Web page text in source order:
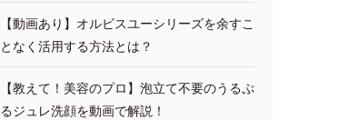
【動画あり】オルビスユーシリーズを余すこ
となく活用する方法とは？
【教えて！美容のプロ】泡立て不要のうるぷ
るジュレ洗顔を動画で解説！